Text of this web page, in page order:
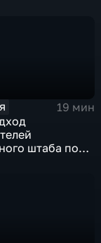
19 мин
штаба по